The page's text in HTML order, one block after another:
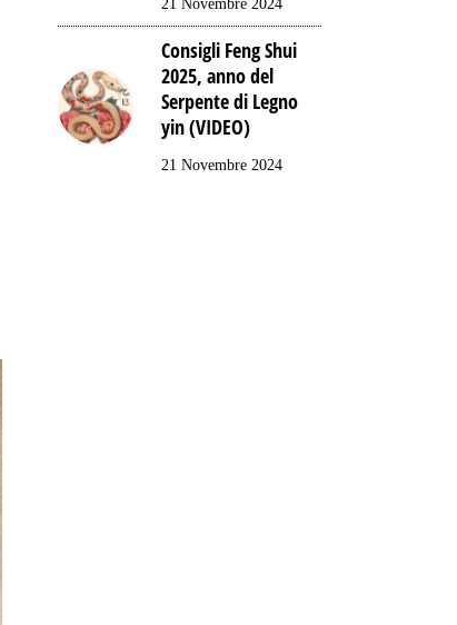
21 Novembre 2024
Consigli Feng Shui
2025, anno del
Serpente di Legno
yin (VIDEO)
21 Novembre 2024